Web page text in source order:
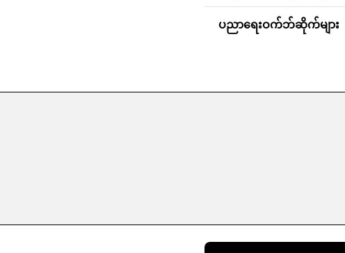
ပညာရေးဝက်ဘ်ဆိုက်များ